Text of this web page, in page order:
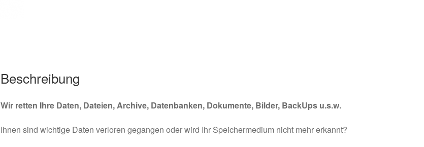
Beschreibung
Wir retten Ihre Daten, Dateien, Archive, Datenbanken, Dokumente, Bilder, BackUps u.s.w.
Ihnen sind wichtige Daten verloren gegangen oder wird Ihr Speichermedium nicht mehr erkannt?